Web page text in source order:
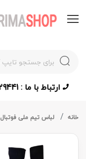
ارتباط با ما : 09397129441
خانه لباس تیم ملی فوتبال